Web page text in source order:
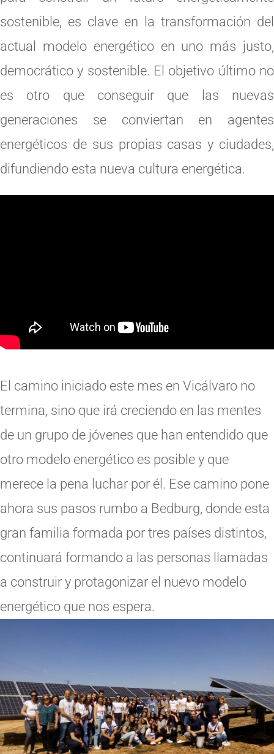
sostenible, es clave en la transformación del
actual modelo energético en uno más justo,
democrático y sostenible. El objetivo último no
es otro que conseguir que las nuevas
generaciones se conviertan en agentes
energéticos de sus propias casas y ciudades,
difundiendo esta nueva cultura energética.
El camino iniciado este mes en Vicálvaro no
termina, sino que irá creciendo en las mentes
de un grupo de jóvenes que han entendido que
otro modelo energético es posible y que
merece la pena luchar por él. Ese camino pone
ahora sus pasos rumbo a Bedburg, donde esta
gran familia formada por tres países distintos,
continuará formando a las personas llamadas
a construir y protagonizar el nuevo modelo
energético que nos espera.